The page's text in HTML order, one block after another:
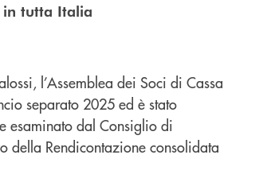
tutta Italia
l’Assemblea dei Soci di Cassa
separato 2025 ed è stato
esaminato dal Consiglio di
della Rendicontazione consolidata